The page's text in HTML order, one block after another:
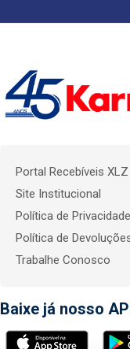
Portal Recebíveis XLZ
Site Institucional
Política de Privacidade
Política de
Trabalhe Conosco
Baixe já nosso